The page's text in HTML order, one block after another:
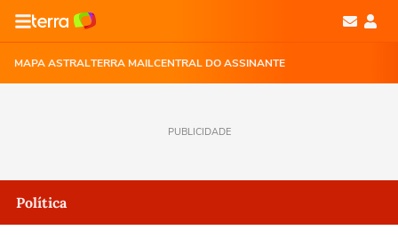
MAPA ASTRALTERRA MAILCENTRAL DO ASSINANTE
PUBLICIDADE
Política